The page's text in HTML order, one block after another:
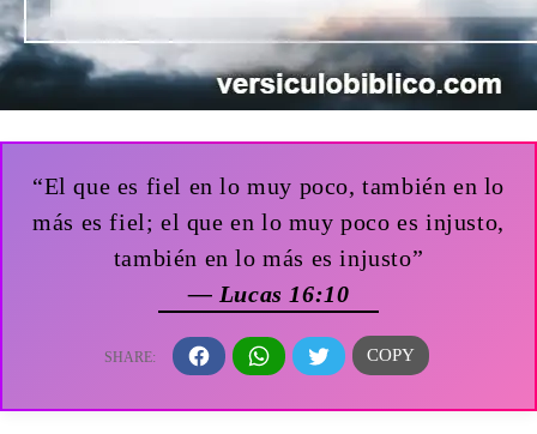
“El que es fiel en lo muy poco, también en lo
más es fiel; el que en lo muy poco es injusto,
también en lo más es injusto”
— Lucas 16:10